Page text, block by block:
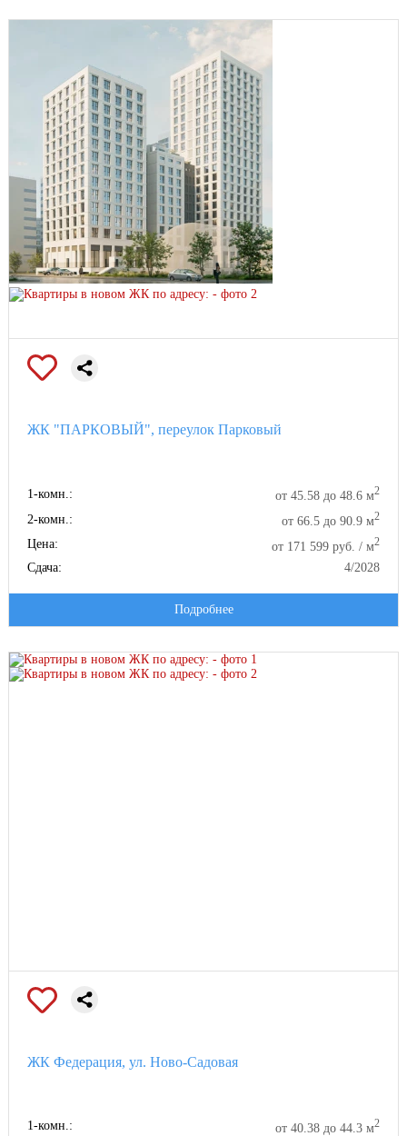
ЖК "ПАРКОВЫЙ", переулок Парковый
1-комн.: от 45.58 до 48.6 м2
2-комн.: от 66.5 до 90.9 м2
Цена: от 171 599 руб. / м2
Сдача: 4/2028
Подробнее
ЖК Федерация, ул. Ново-Садовая
1-комн.: от 40.38 до 44.3 м2